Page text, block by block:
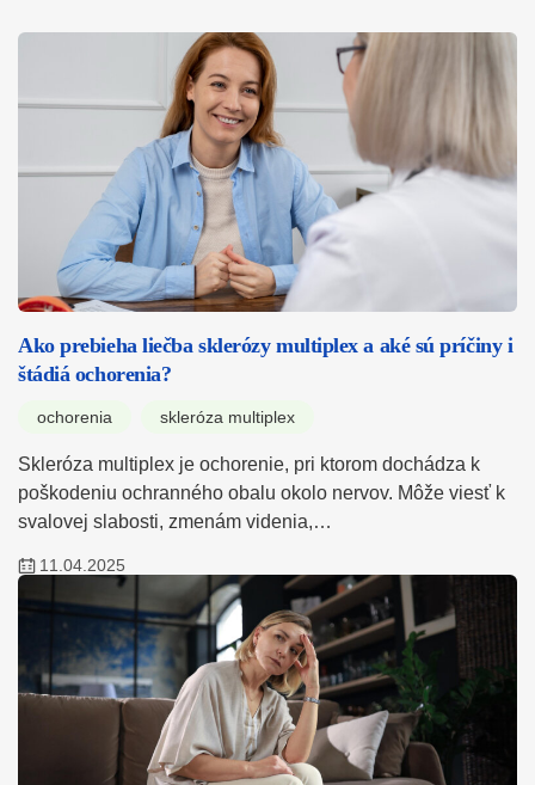
Ako prebieha liečba sklerózy multiplex a aké sú príčiny i
štádiá ochorenia?
ochorenia skleróza multiplex
Skleróza multiplex je ochorenie, pri ktorom dochádza k
poškodeniu ochranného obalu okolo nervov. Môže viesť k
svalovej slabosti, zmenám videnia,…
11.04.2025